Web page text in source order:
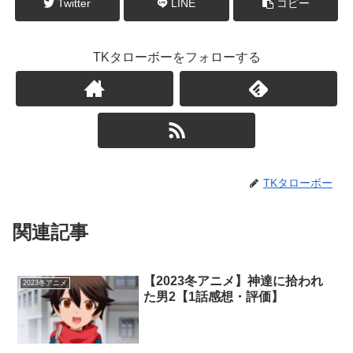
Twitter LINE コピー
TKタローボーをフォローする
TKタローボー
関連記事
2023冬アニメ
【2023冬アニメ】神達に拾われ
た男2【1話感想・評価】